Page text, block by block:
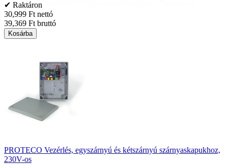
✔ Raktáron
30,999 Ft nettó
39,369 Ft bruttó
Kosárba
PROTECO Vezérlés, egyszárnyú és kétszárnyú szárnyaskapukhoz,
230V-os